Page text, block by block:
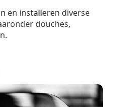
en installeren diverse
douches,